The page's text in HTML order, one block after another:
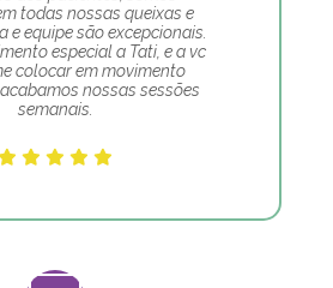
todas nossas queixas e
e equipe são excepcionais.
especial a Tati, e a vc
colocar em movimento
nossas sessões
semanais.